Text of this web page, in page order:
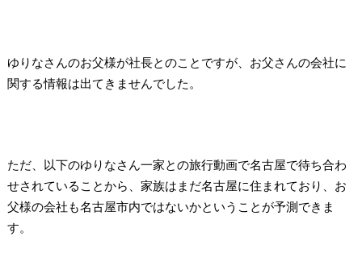
ゆりなさんのお父様が社長とのことですが、お父さんの会社に
関する情報は出てきませんでした。
ただ、以下のゆりなさん一家との旅行動画で名古屋で待ち合わ
せされていることから、家族はまだ名古屋に住まれており、お
父様の会社も名古屋市内ではないかということが予測できま
す。